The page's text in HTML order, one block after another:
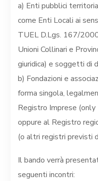
a) Enti pubblici
come Enti Locali ai
TUEL D.Lgs. 167/
Unioni Collinari e
giuridica) e soggetti di
b) Fondazioni e
forma singola,
Registro Imprese
oppure al Registro
(o altri registri previsti
Il bando verrà
seguenti incontri: